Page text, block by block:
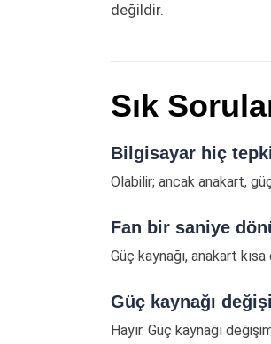
değildir.
Sık
Bilgisayar hiç
Olabilir; ancak anakart,
Fan bir saniye
Güç kaynağı, anakart
Güç kaynağı
Hayır. Güç kaynağı